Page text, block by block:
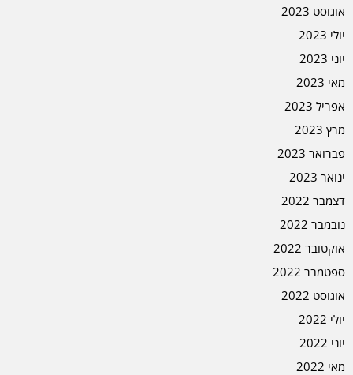
אוגוסט 2023
יולי 2023
יוני 2023
מאי 2023
אפריל 2023
מרץ 2023
פברואר 2023
ינואר 2023
דצמבר 2022
נובמבר 2022
אוקטובר 2022
ספטמבר 2022
אוגוסט 2022
יולי 2022
יוני 2022
מאי 2022